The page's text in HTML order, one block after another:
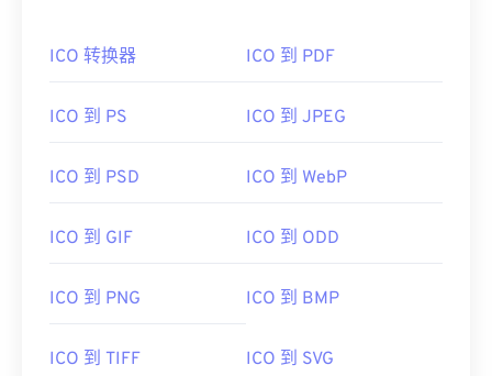
ICO 转换器 ICO 到 PDF
ICO 到 PS ICO 到 JPEG
ICO 到 PSD ICO 到 WebP
ICO 到 GIF ICO 到 ODD
ICO 到 PNG ICO 到 BMP
ICO 到 TIFF ICO 到 SVG